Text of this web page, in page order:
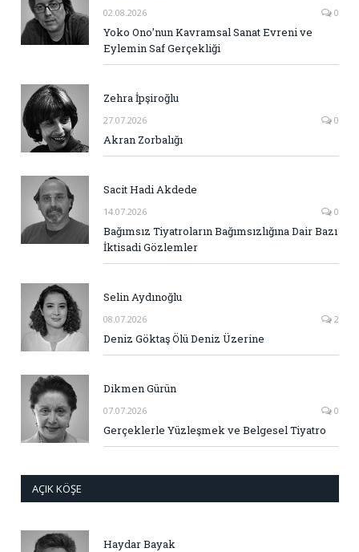
02.08.2026 0
Yoko Ono’nun Kavramsal Sanat Evreni ve
Eylemin Saf Gerçekliği
Zehra İpşiroğlu
27.07.2026 0
Akran Zorbalığı
Sacit Hadi Akdede
14.07.2026 0
Bağımsız Tiyatroların Bağımsızlığına Dair Bazı
İktisadi Gözlemler
Selin Aydınoğlu
08.07.2026 2
Deniz Göktaş Ölü Deniz Üzerine
Dikmen Gürün
07.07.2026 0
Gerçeklerle Yüzleşmek ve Belgesel Tiyatro
AÇIK KÖŞE
Haydar Bayak